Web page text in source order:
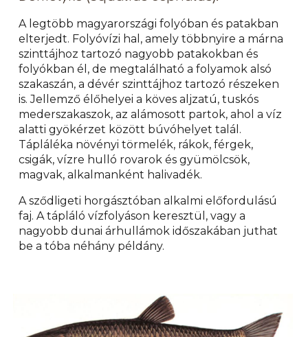
A legtöbb magyarországi folyóban és patakban
elterjedt. Folyóvízi hal, amely többnyire a márna
szinttájhoz tartozó nagyobb patakokban és
folyókban él, de megtalálható a folyamok alsó
szakaszán, a dévér szinttájhoz tartozó részeken
is. Jellemző élőhelyei a köves aljzatú, tuskós
mederszakaszok, az alámosott partok, ahol a víz
alatti gyökérzet között búvóhelyet talál.
Tápláléka növényi törmelék, rákok, férgek,
csigák, vízre hulló rovarok és gyümölcsök,
magvak, alkalmanként halivadék.
A sződligeti horgásztóban alkalmi előfordulású
faj. A tápláló vízfolyáson keresztül, vagy a
nagyobb dunai árhullámok időszakában juthat
be a tóba néhány példány.